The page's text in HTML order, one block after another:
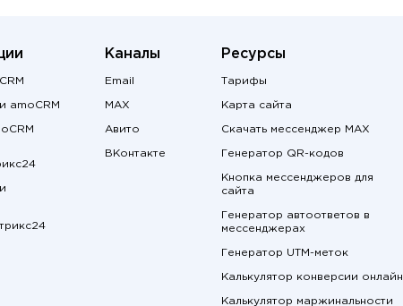
amoCRM
Каналы
Email
MAX
Авито
ВКонтакте
Ресурсы
Тарифы
Карта сайта
Скачать мессенджер MAX
Генератор QR-кодов
Кнопка мессенджеров для
сайта
Генератор автоответов в
мессенджерах
Генератор UTM-меток
Калькулятор конверсии онлайн
Калькулятор маржинальности